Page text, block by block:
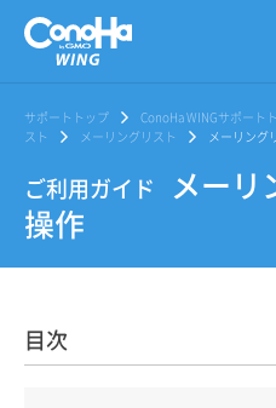
サポートトップ ConoHa WINGサポート
スト
メーリングリスト メーリング
ご利用ガイド
メーリ
操作
目次